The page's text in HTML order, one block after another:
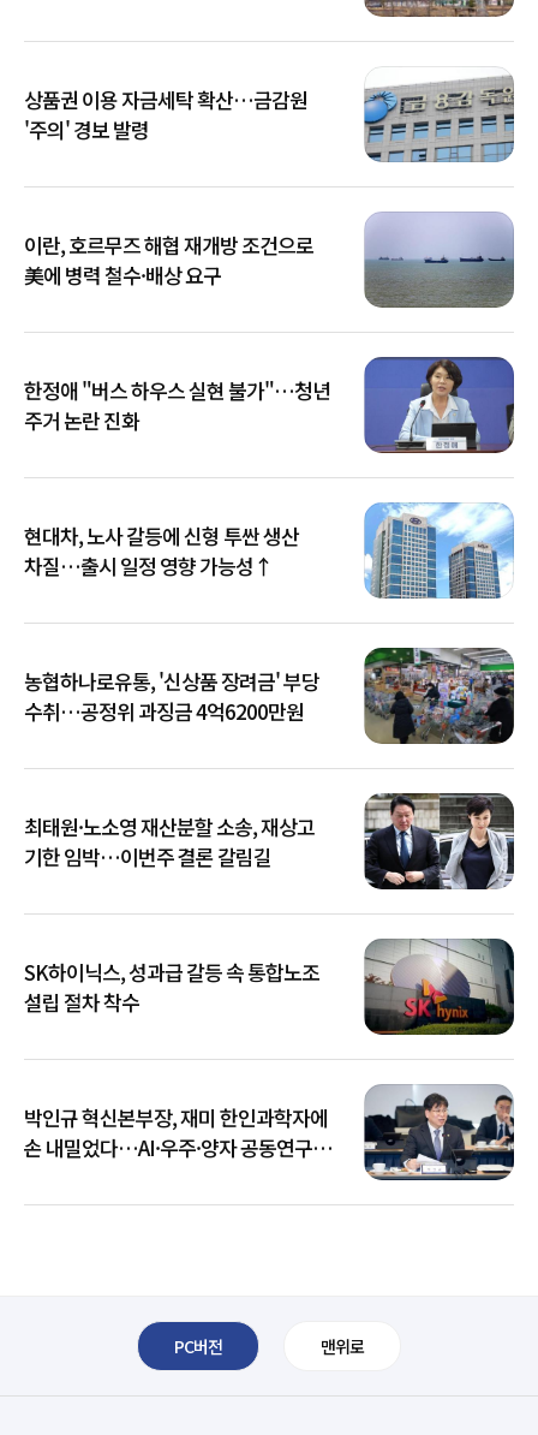
상품권 이용 자금세탁 확산…금감원
'주의' 경보 발령
이란, 호르무즈 해협 재개방 조건으로
美에 병력 철수·배상 요구
한정애 "버스 하우스 실현 불가"…청년
주거 논란 진화
현대차, 노사 갈등에 신형 투싼 생산
차질…출시 일정 영향 가능성↑
농협하나로유통, '신상품 장려금' 부당
수취…공정위 과징금 4억6200만원
최태원·노소영 재산분할 소송, 재상고
기한 임박…이번주 결론 갈림길
SK하이닉스, 성과급 갈등 속 통합노조
설립 절차 착수
박인규 혁신본부장, 재미 한인과학자에
손 내밀었다…AI·우주·양자 공동연구
PC버전 맨위로